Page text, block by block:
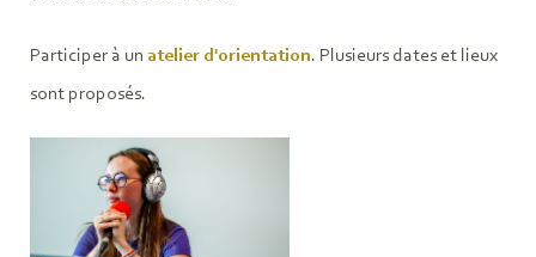
Participer à un atelier d'orientation. Plusieurs dates et lieux
sont proposés.